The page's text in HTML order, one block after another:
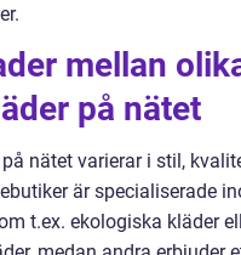
mellan
på nätet
nätet varierar i stil,
är specialiserade
t.ex. ekologiska kläder